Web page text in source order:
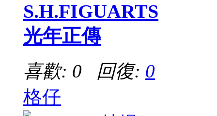
S.H.FIGUARTS
光年正傳
喜歡: 0 回復: 0
格仔